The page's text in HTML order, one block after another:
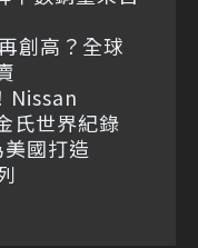
創高？全球
Nissan
氏世界紀錄
國打造